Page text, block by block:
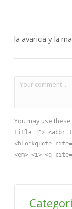
You may use these
title=""> <abbr
<blockquote
<em> <i> <q